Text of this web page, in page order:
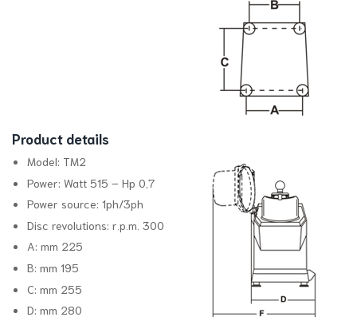
Product details
Model: TM2
Power: Watt 515 – Hp 0,7
Power source: 1ph/3ph
Disc revolutions: r.p.m. 300
A: mm 225
B: mm 195
C: mm 255
D: mm 280